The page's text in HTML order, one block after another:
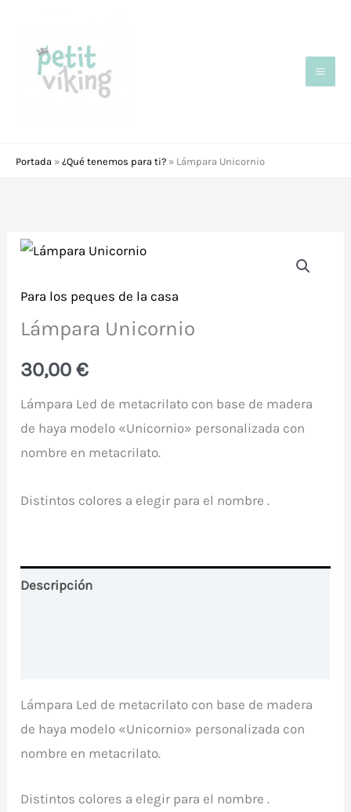
contenido
Portada » ¿Qué tenemos para ti? » Lámpara Unicornio
Para los peques de la casa
Lámpara Unicornio
30,00€
Lámpara Led de metacrilato con base de madera
de haya modelo «Unicornio» personalizada con
nombre en metacrilato.
Distintos colores a elegir para el nombre .
Descripción
Lámpara Led de metacrilato con base de madera
de haya modelo «Unicornio» personalizada con
nombre en metacrilato.
Distintos colores a elegir para el nombre .